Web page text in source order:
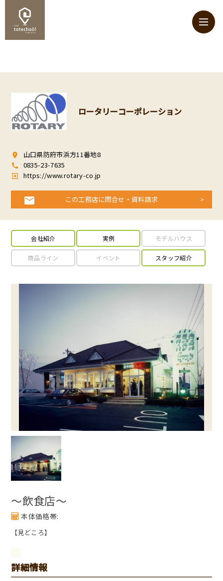
ロータリーコーポレーション
room 山口県防府市浜方11番地8
call 0835-23-7635
exit_to_app https://www.rotary-co.jp
この工務店に問合せ・資料請求
会社紹介 実例 モデルハウス
商品ライン イベント スタッフ紹介
～飲食店～
本体価格帯:
【見どころ】
詳細情報